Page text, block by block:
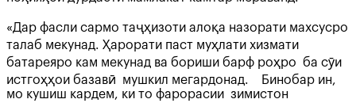
«Дар фасли сармо таҷҳизоти алоқа назорати махсусро
талаб мекунад. Ҳарорати паст муҳлати хизмати
батареяро кам мекунад ва бориши барф роҳро ба сӯи
истгоҳҳои базавӣ мушкил мегардонад. Бинобар ин,
мо кушиш кардем, ки то фарорасии зимистон